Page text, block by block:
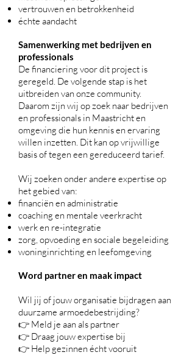
vertrouwen en betrokkenheid
échte aandacht
Samenwerking met bedrijven en
professionals
De financiering voor dit project is
geregeld. De volgende stap is het
uitbreiden van onze community.
Daarom zijn wij op zoek naar bedrijven
en professionals in Maastricht en
omgeving die hun kennis en ervaring
willen inzetten. Dit kan op vrijwillige
basis of tegen een gereduceerd tarief.
Wij zoeken onder andere expertise op
het gebied van:
financiën en administratie
coaching en mentale veerkracht
werk en re-integratie
zorg, opvoeding en sociale begeleiding
woninginrichting en leefomgeving
Word partner en maak impact
Wil jij of jouw organisatie bijdragen aan
duurzame armoedebestrijding?
👉 Meld je aan als partner
👉 Draag jouw expertise bij
👉 Help gezinnen écht vooruit